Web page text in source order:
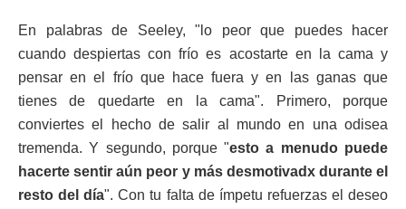
En palabras de Seeley, "lo peor que puedes hacer
cuando despiertas con frío es acostarte en la cama y
pensar en el frío que hace fuera y en las ganas que
tienes de quedarte en la cama". Primero, porque
conviertes el hecho de salir al mundo en una odisea
tremenda. Y segundo, porque "esto a menudo puede
hacerte sentir aún peor y más desmotivadx durante el
resto del día". Con tu falta de ímpetu refuerzas el deseo